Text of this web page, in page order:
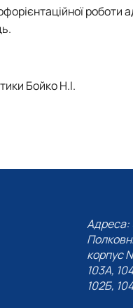
роботи
Бойко Н.І.
Адреса:
корпус
103А,
102Б,